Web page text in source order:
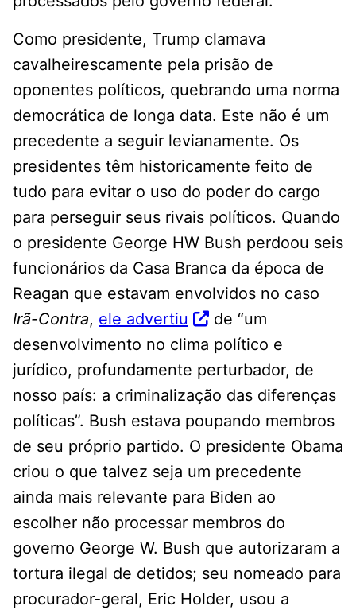
Como presidente, Trump clamava
cavalheirescamente pela prisão de
oponentes políticos, quebrando uma norma
democrática de longa data. Este não é um
precedente a seguir levianamente. Os
presidentes têm historicamente feito de
tudo para evitar o uso do poder do cargo
para perseguir seus rivais políticos. Quando
o presidente George HW Bush perdoou seis
funcionários da Casa Branca da época de
Reagan que estavam envolvidos no caso
Irã-Contra, ele advertiu
de “um
desenvolvimento no clima político e
jurídico, profundamente perturbador, de
nosso país: a criminalização das diferenças
políticas”. Bush estava poupando membros
de seu próprio partido. O presidente Obama
criou o que talvez seja um precedente
ainda mais relevante para Biden ao
escolher não processar membros do
governo George W. Bush que autorizaram a
tortura ilegal de detidos; seu nomeado para
procurador-geral, Eric Holder, usou a